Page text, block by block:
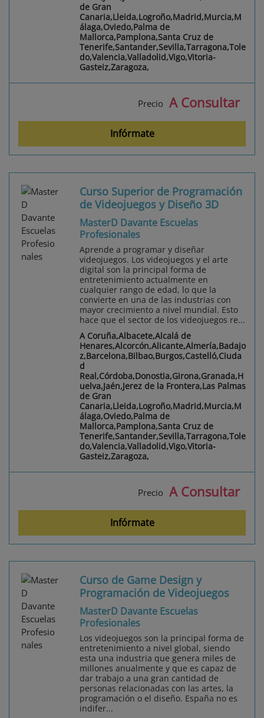
de Gran
Canaria,Lleida,Logroño,Madrid,Murcia,M
álaga,Oviedo,Palma de
Mallorca,Pamplona,Santa Cruz de
Tenerife,Santander,Sevilla,Tarragona,Tole
do,Valencia,Valladolid,Vigo,Vitoria-
Gasteiz,Zaragoza,
Precio A Consultar
Infórmate
Curso Superior de Programación
de Videojuegos y Diseño 3D
MasterD Davante Escuelas
Profesionales
Aprende a programar y diseñar
videojuegos. Los videojuegos y el arte
digital son la principal forma de
entretenimiento actualmente en
cualquier rango de edad, lo que la
convierte en una de las industrias con
mayor crecimiento a nivel mundial. Esto
hace que el sector de los videojuegos re...
A Coruña,Albacete,Alcalá de
Henares,Alcorcón,Alicante,Almería,Badajo
z,Barcelona,Bilbao,Burgos,Castelló,Ciuda
d
Real,Córdoba,Donostia,Girona,Granada,H
uelva,Jaén,Jerez de la Frontera,Las Palmas
de Gran
Canaria,Lleida,Logroño,Madrid,Murcia,M
álaga,Oviedo,Palma de
Mallorca,Pamplona,Santa Cruz de
Tenerife,Santander,Sevilla,Tarragona,Tole
do,Valencia,Valladolid,Vigo,Vitoria-
Gasteiz,Zaragoza,
Precio A Consultar
Infórmate
Curso de Game Design y
Programación de Videojuegos
MasterD Davante Escuelas
Profesionales
Los videojuegos son la principal forma de
entretenimiento a nivel global, siendo
esta una industria que genera miles de
millones anualmente y que es capaz de
dar trabajo a una gran cantidad de
personas relacionadas con las artes, la
programación o el diseño. España no es
indifer...